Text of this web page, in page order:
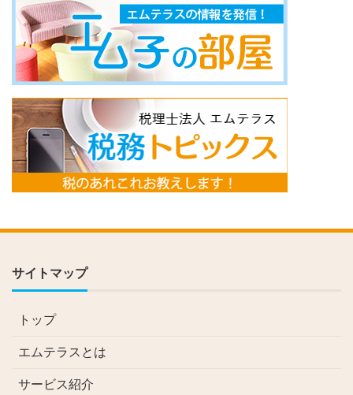
サイトマップ
トップ
エムテラスとは
サービス紹介